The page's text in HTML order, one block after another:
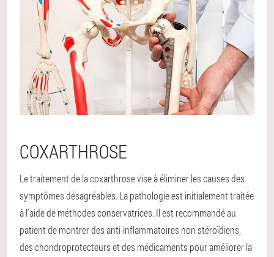
COXARTHROSE
Le traitement de la coxarthrose vise à éliminer les causes des
symptômes désagréables. La pathologie est initialement traitée
à l'aide de méthodes conservatrices. Il est recommandé au
patient de montrer des anti-inflammatoires non stéroïdiens,
des chondroprotecteurs et des médicaments pour améliorer la